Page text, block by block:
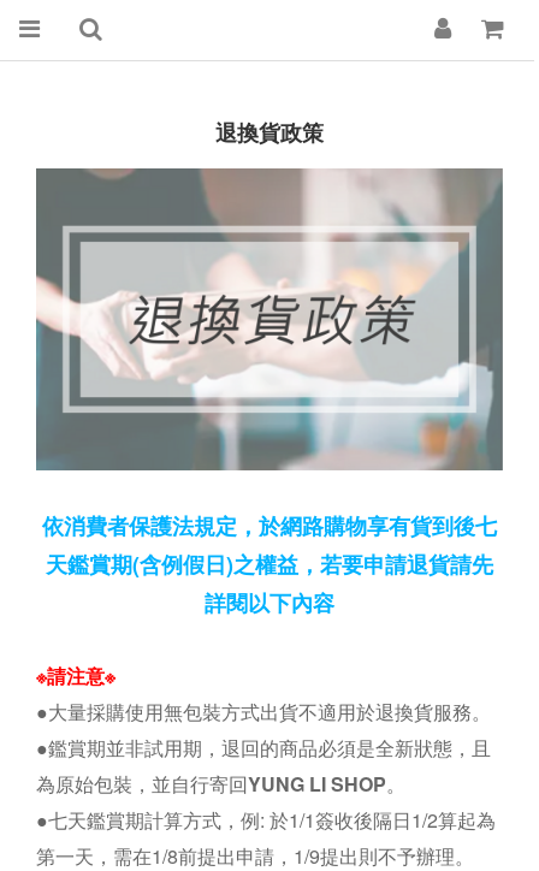
退換貨政策
依消費者保護法規定，於網路購物享有貨到後七
天鑑賞期(含例假日)之權益 ， 若要申請退貨請先
詳閱以下內容
※請注意※
●大量採購使用無包裝方式出貨不適用於退換貨服務。
●鑑賞期並非試用期，退回的商品必須是全新狀態，且
為原始包裝，並自行寄回YUNG LI SHOP。
●七天鑑賞期計算方式，例: 於1/1簽收後隔日1/2算起為
第一天，需在1/8前提出申請，1/9提出則不予辦理。